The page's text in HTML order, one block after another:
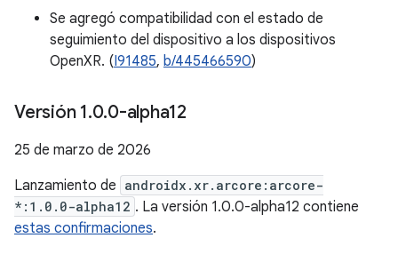
Se agregó compatibilidad con el estado de
seguimiento del dispositivo a los dispositivos
OpenXR. (I91485, b/445466590)
Versión 1.0.0-alpha12
25 de marzo de 2026
Lanzamiento de androidx.xr.arcore:arcore-
*:1.0.0-alpha12 . La versión 1.0.0-alpha12 contiene
estas confirmaciones.